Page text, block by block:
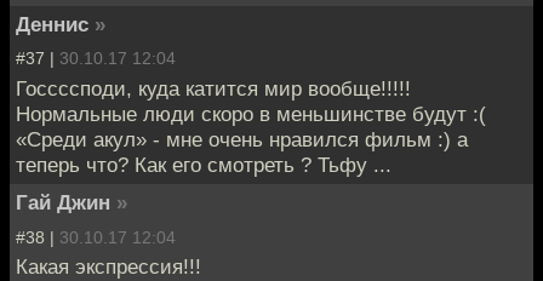
Деннис »
#37 | 30.10.17 12:04
Госсссподи, куда катится мир вообще!!!!!
Нормальные люди скоро в меньшинстве будут :(
«Среди акул» - мне очень нравился фильм :) а
теперь что? Как его смотреть ? Тьфу ...
Гай Джин »
#38 | 30.10.17 12:04
Какая экспрессия!!!